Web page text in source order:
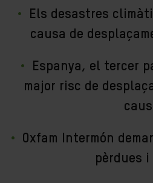
Els desastres
causa de
Espanya, el tercer
major risc de
Oxfam Intermón
pèrdues i